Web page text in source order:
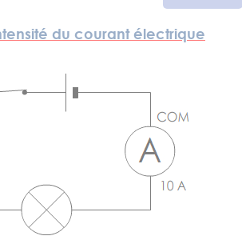
du courant électrique